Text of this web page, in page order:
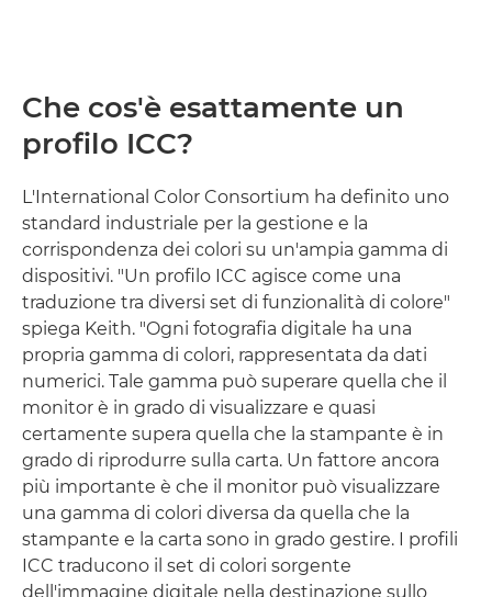
Che cos'è esattamente un
profilo ICC?
L'International Color Consortium ha definito uno
standard industriale per la gestione e la
corrispondenza dei colori su un'ampia gamma di
dispositivi. "Un profilo ICC agisce come una
traduzione tra diversi set di funzionalità di colore"
spiega Keith. "Ogni fotografia digitale ha una
propria gamma di colori, rappresentata da dati
numerici. Tale gamma può superare quella che il
monitor è in grado di visualizzare e quasi
certamente supera quella che la stampante è in
grado di riprodurre sulla carta. Un fattore ancora
più importante è che il monitor può visualizzare
una gamma di colori diversa da quella che la
stampante e la carta sono in grado gestire. I profili
ICC traducono il set di colori sorgente
dell'immagine digitale nella destinazione sullo